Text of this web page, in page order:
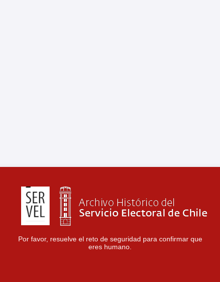
Por favor, resuelve el reto de seguridad para confirmar que
eres humano.